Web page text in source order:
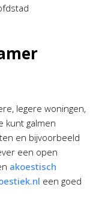
legere woningen,
kunt galmen
en bijvoorbeeld
een open
akoestisch
een goed